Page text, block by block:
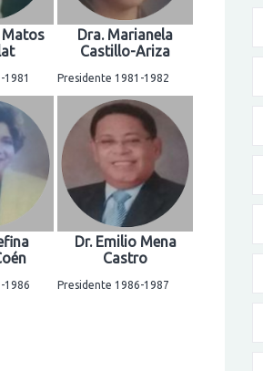
Matos
1981
Dra. Marianela
Castillo-Ariza
Presidente 1981-1982
1986
Dr. Emilio Mena
Castro
Presidente 1986-1987